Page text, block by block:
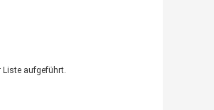
Liste aufgeführt.